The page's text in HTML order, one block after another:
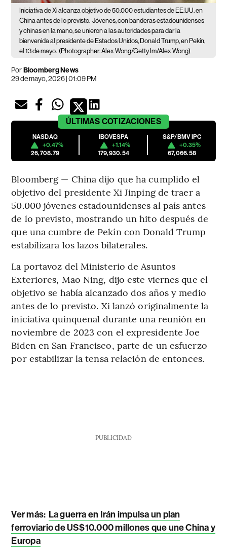
Iniciativa de Xi alcanza objetivo de 50.000 estudiantes de EE.UU. en
China antes de lo previsto. Jóvenes, con banderas estadounidenses
y chinas en la mano, se unieron a las autoridades para dar la
bienvenida al presidente de Estados Unidos, Donald Trump, en Pekín,
el 13 de mayo. (Photographer: Alex Wong/Getty Im/Alex Wong)
PorBloomberg News
29 de mayo, 2026 | 01:09 PM
ÚLTIMAS COTIZACIONES
NASDAQ
+0.47%
26,708.79
IBOVESPA
+1.14%
179,930.54
S&P/BMV IPC
+0.35%
67,066.58
Bloomberg — China dijo que ha cumplido el
objetivo del presidente Xi Jinping de traer a
50.000 jóvenes estadounidenses al país antes
de lo previsto, mostrando un hito después de
que una cumbre de Pekín con Donald Trump
estabilizara los lazos bilaterales.
La portavoz del Ministerio de Asuntos
Exteriores, Mao Ning, dijo este viernes que el
objetivo se había alcanzado dos años y medio
antes de lo previsto. Xi lanzó originalmente la
iniciativa quinquenal durante una reunión en
noviembre de 2023 con el expresidente Joe
Biden en San Francisco, parte de un esfuerzo
por estabilizar la tensa relación de entonces.
PUBLICIDAD
Ver más: La guerra en Irán impulsa un plan
ferroviario de US$10.000 millones que une China y
Europa